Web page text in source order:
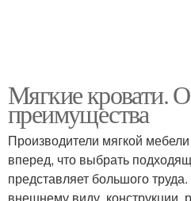
Мягкие кровати.
преимущества
Производители мягкой
вперед, что выбрать
представляет большого